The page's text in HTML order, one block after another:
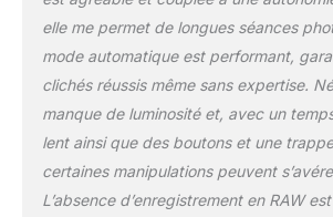
elle me permet de longues séances
mode automatique est performant,
clichés réussis même sans expertise.
manque de luminosité et, avec un
lent ainsi que des boutons et une
certaines manipulations peuvent
L’absence d’enregistrement en RAW